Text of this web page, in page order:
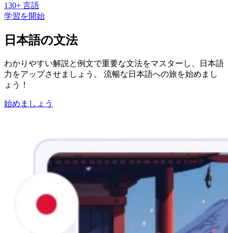
130+ 言語
学習を開始
日本語の文法
わかりやすい解説と例文で重要な文法をマスターし、日本語
力をアップさせましょう。 流暢な日本語への旅を始めまし
ょう！
始めましょう